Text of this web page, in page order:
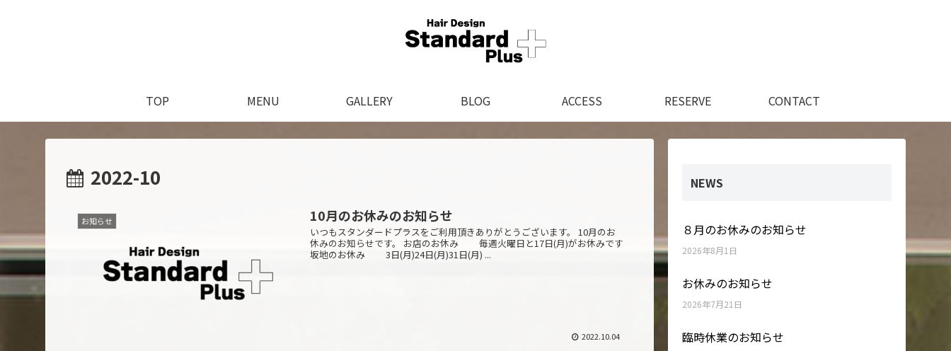
TOP MENU GALLERY BLOG ACCESS RESERVE CONTACT
2022-10
お知らせ 10月のお休みのお知らせ
いつもスタンダードプラスをご利用頂きありがとうございます。 10月のお
休みのお知らせです。 お店のお休み 毎週火曜日と17日(月)がお休みです
坂地のお休み 3日(月)24日(月)31日(月) ...
2022.10.04
NEWS
８月のお休みのお知らせ
2026年8月1日
お休みのお知らせ
2026年7月21日
臨時休業のお知らせ